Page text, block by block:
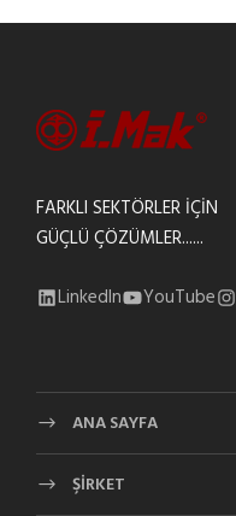
FARKLI SEKTÖRLER İÇİN
GÜÇLÜ ÇÖZÜMLER......
LinkedIn YouTube
ANA SAYFA
ŞİRKET